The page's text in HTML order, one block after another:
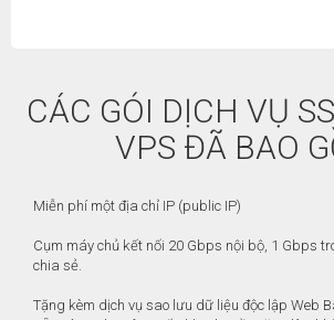
CÁC GÓI DỊCH VỤ
VPS ĐÃ BAO
Miễn phí một địa chỉ IP (public IP)
Cụm máy chủ kết nối 20 Gbps nội bộ, 1 Gbps
chia sẻ.
Tặng kèm dịch vụ sao lưu dữ liệu độc lập Web